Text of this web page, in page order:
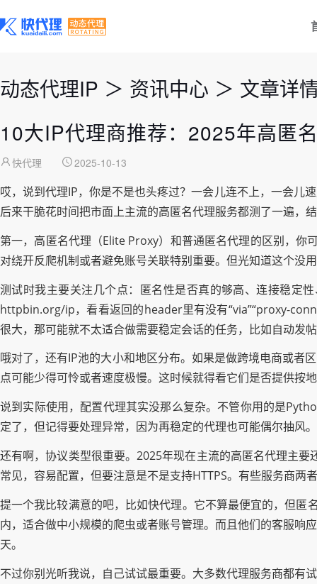
动态代理IP ＞ 资讯中心 ＞ 文章详
10大IP代理商推荐：2025年高匿
快代理 2025-10-13
哎，说到代理IP，你是不是也头疼过？一会儿连不上，一会儿
后来干脆花时间把市面上主流的高匿名代理服务都测了一遍，
第一，高匿名代理（Elite Proxy）和普通匿名代理的区别，
对绕开反爬机制或者避免账号关联特别重要。但光知道这个没
测试时我主要关注几个点：匿名性是否真的够高、连接稳定
httpbin.org/ip，看看返回的header里有没有“via”“proxy-
很大，那可能就不太适合做需要稳定会话的任务，比如自动发
哦对了，还有IP池的大小和地区分布。如果是做跨境电商或者
点可能少得可怜或者速度极慢。这时候就得看它们是否提供按
说到实际使用，配置代理其实没那么复杂。不管你用的是
定了，但记得要处理异常，因为再稳定的代理也可能偶尔抽风
还有啊，协议类型很重要。2025年现在主流的高匿名代理主要
常见，容易配置，但要注意是不是支持HTTPS。有些服务商两
提一个我比较满意的吧，比如快代理。它不算最便宜的，但
内，适合做中小规模的爬虫或者账号管理。而且他们的客服
天。
不过你别光听我说，自己试试最重要。大多数代理服务商都有